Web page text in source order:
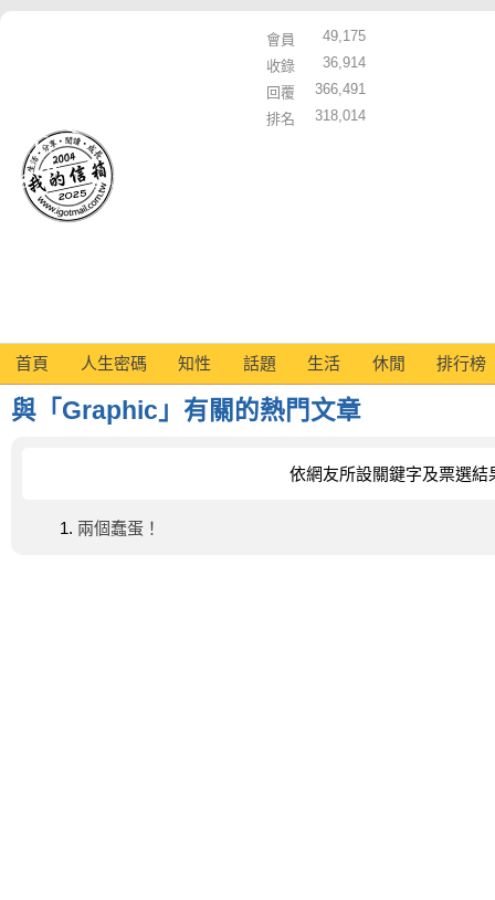
會員
49,175
收錄
36,914
回覆
366,491
排名
318,014
首頁 人生密碼 知性 話題 生活 休閒 排行榜
與「Graphic」有關的熱門文章
依網友所設關鍵字及票選結
兩個蠢蛋！